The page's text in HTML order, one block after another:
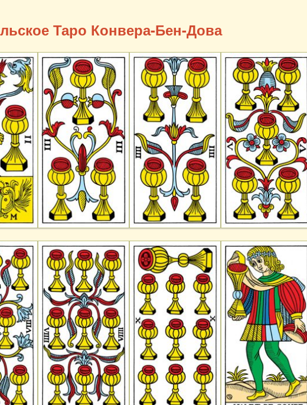
Таро Конвера-Бен-Дова